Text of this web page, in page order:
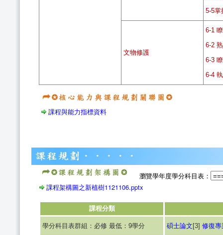
5-5掌
文物修護
6-1
6-2
6-3
6-4
課程與能力指標資料
瀏覽學年度學分科目表：
課程架構圖之新植樹1121106.pptx
課程分類
學分科目表群組：必修 最低：9學分 碩士論文 [3] 修復專